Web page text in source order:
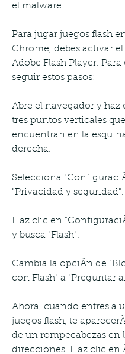
el malware.
Para jugar juegos flash
Chrome, debes activar
Adobe Flash Player. Para
seguir estos pasos:
Abre el navegador y haz
tres puntos verticales
encuentran en la
derecha.
Selecciona
"Privacidad y seguridad".
Haz clic en
y busca "Flash".
Cambia la opciÃn de
con Flash" a "Preguntar
Ahora, cuando entres a
juegos flash, te
de un rompecabezas en
direcciones. Haz clic en